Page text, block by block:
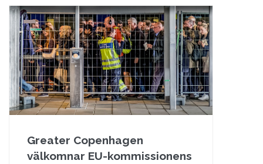
Greater Copenhagen
välkomnar EU-kommissionens